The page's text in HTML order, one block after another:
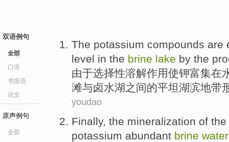
双语例句
全部
口语
书面语
论文
原声例句
全部
The potassium compounds are
level in the brine lake by the
由于选择性溶解作用使钾富集在
滩与卤水湖之间的平坦湖滨地带
youdao
Finally, the mineralization of the
potassium abundant brine water